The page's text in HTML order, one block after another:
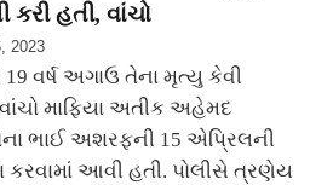
કરી હતી, વાંચો
2023
વર્ષ અગાઉ તેના મૃત્યુ કેવી
માફિયા અતીક અહેમદ
ભાઈ અશરફની 15 એપ્રિલની
કરવામાં આવી હતી. પોલીસે ત્રણેય